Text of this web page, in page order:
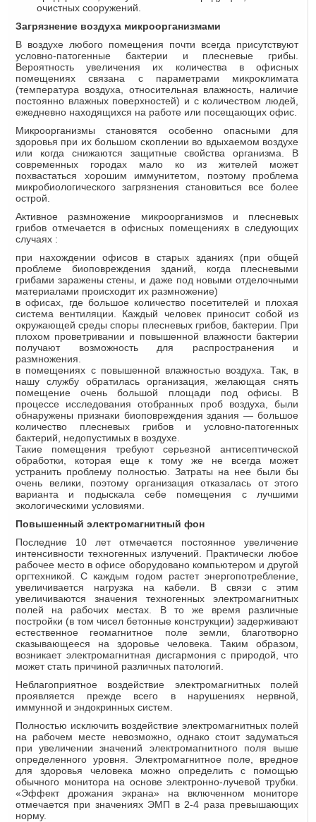
очистных сооружений.
Загрязнение воздуха микроорганизмами
В воздухе любого помещения почти всегда присутствуют
условно-патогенные бактерии и плесневые грибы.
Вероятность увеличения их количества в офисных
помещениях связана с параметрами микроклимата
(температура воздуха, относительная влажность, наличие
постоянно влажных поверхностей) и с количеством людей,
ежедневно находящихся на работе или посещающих офис.
Микроорганизмы становятся особенно опасными для
здоровья при их большом скоплении во вдыхаемом воздухе
или когда снижаются защитные свойства организма. В
современных городах мало ко из жителей может
похвастаться хорошим иммунитетом, поэтому проблема
микробиологического загрязнения становиться все более
острой.
Активное размножение микроорганизмов и плесневых
грибов отмечается в офисных помещениях в следующих
случаях :
при нахождении офисов в старых зданиях (при общей
проблеме биоповреждения зданий, когда плесневыми
грибами заражены стены, и даже под новыми отделочными
материалами происходит их размножение)
в офисах, где большое количество посетителей и плохая
система вентиляции. Каждый человек приносит собой из
окружающей среды споры плесневых грибов, бактерии. При
плохом проветривании и повышенной влажности бактерии
получают возможность для распространения и
размножения.
в помещениях с повышенной влажностью воздуха. Так, в
нашу службу обратилась организация, желающая снять
помещение очень большой площади под офисы. В
процессе исследования отобранных проб воздуха, были
обнаружены признаки биоповреждения здания — большое
количество плесневых грибов и условно-патогенных
бактерий, недопустимых в воздухе.
Такие помещения требуют серьезной антисептической
обработки, которая еще к тому же не всегда может
устранить проблему полностью. Затраты на нее были бы
очень велики, поэтому организация отказалась от этого
варианта и подыскала себе помещения с лучшими
экологическими условиями.
Повышенный электромагнитный фон
Последние 10 лет отмечается постоянное увеличение
интенсивности техногенных излучений. Практически любое
рабочее место в офисе оборудовано компьютером и другой
оргтехникой. С каждым годом растет энергопотребление,
увеличивается нагрузка на кабели. В связи с этим
увеличиваются значения техногенных электромагнитных
полей на рабочих местах. В то же время различные
постройки (в том чисел бетонные конструкции) задерживают
естественное геомагнитное поле земли, благотворно
сказывающееся на здоровье человека. Таким образом,
возникает электромагнитная дисгармония с природой, что
может стать причиной различных патологий.
Неблагоприятное воздействие электромагнитных полей
проявляется прежде всего в нарушениях нервной,
иммунной и эндокринных систем.
Полностью исключить воздействие электромагнитных полей
на рабочем месте невозможно, однако стоит задуматься
при увеличении значений электромагнитного поля выше
определенного уровня. Электромагнитное поле, вредное
для здоровья человека можно определить с помощью
обычного монитора на основе электронно-лучевой трубки.
«Эффект дрожания экрана» на включенном мониторе
отмечается при значениях ЭМП в 2-4 раза превышающих
норму.